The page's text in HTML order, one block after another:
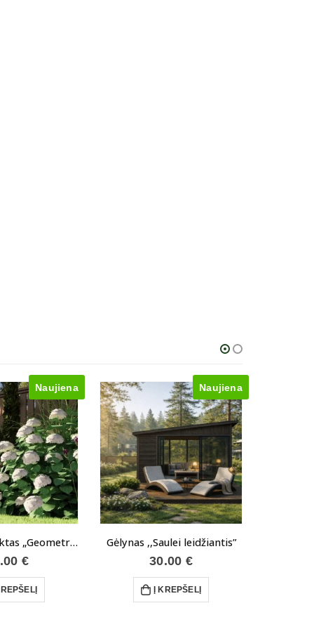
Naujiena
Gėlyno projektas „Geometrija ir kontrastai“
€
Naujiena
Gėlynas ,,Saulei leidžiantis”
30.00 €
Į KREPŠELĮ